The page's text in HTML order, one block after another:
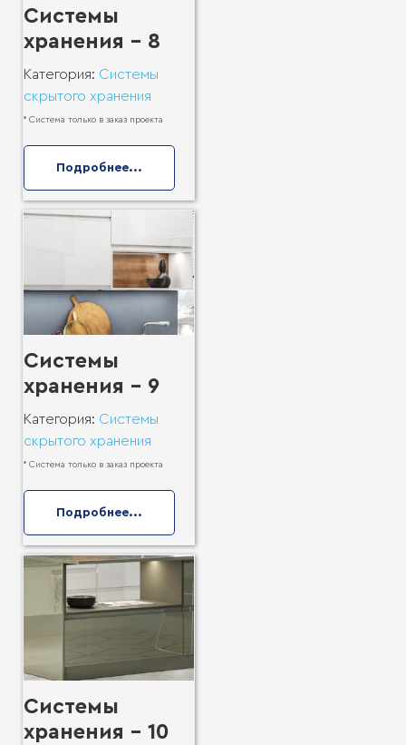
Системы
хранения - 8
Категория: Системы
скрытого хранения
* Система только в заказ проекта
Подробнее...
Системы
хранения - 9
Категория: Системы
скрытого хранения
* Система только в заказ проекта
Подробнее...
Системы
хранения - 10